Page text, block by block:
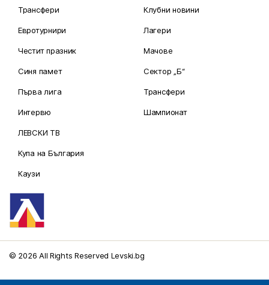
Трансфери
Евротурнири
Честит празник
Синя памет
Първа лига
Интервю
ЛЕВСКИ ТВ
Купа на България
Каузи
Клубни новини
Лагери
Мачове
Сектор „Б“
Трансфери
Шампионат
© 2026 All Rights Reserved Levski.bg